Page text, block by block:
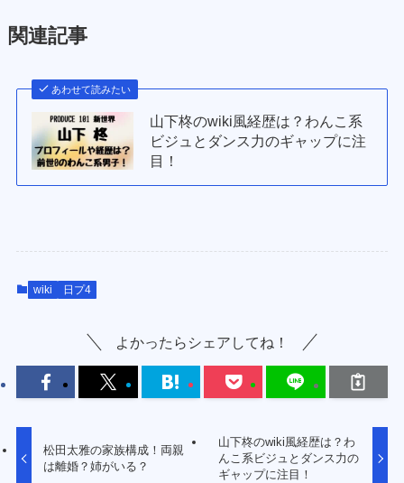
関連記事
あわせて読みたい
山下柊のwiki風経歴は？わんこ系
ビジュとダンス力のギャップに注
目！
wiki 日プ4
よかったらシェアしてね！
松田太雅の家族構成！両親
は離婚？姉がいる？
山下柊のwiki風経歴は？わ
んこ系ビジュとダンス力の
ギャップに注目！